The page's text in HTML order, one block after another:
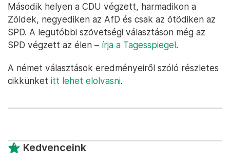
Második helyen a CDU végzett, harmadikon a
Zöldek, negyediken az AfD és csak az ötödiken az
SPD. A legutóbbi szövetségi választáson még az
SPD végzett az élen – írja a Tagesspiegel.
A német választások eredményeiről szóló részletes
cikkünket itt lehet elolvasni.
Kedvenceink